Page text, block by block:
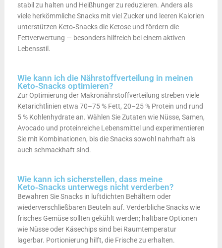
stabil zu halten und Heißhunger zu reduzieren. Anders als
viele herkömmliche Snacks mit viel Zucker und leeren Kalorien
unterstützen Keto‑Snacks die Ketose und fördern die
Fettverwertung — besonders hilfreich bei einem aktiven
Lebensstil.
Wie kann ich die Nährstoffverteilung in meinen
Keto‑Snacks optimieren?
Zur Optimierung der Makronährstoffverteilung streben viele
Ketarichtlinien etwa 70–75 % Fett, 20–25 % Protein und rund
5 % Kohlenhydrate an. Wählen Sie Zutaten wie Nüsse, Samen,
Avocado und proteinreiche Lebensmittel und experimentieren
Sie mit Kombinationen, bis die Snacks sowohl nahrhaft als
auch schmackhaft sind.
Wie kann ich sicherstellen, dass meine
Keto‑Snacks unterwegs nicht verderben?
Bewahren Sie Snacks in luftdichten Behältern oder
wiederverschließbaren Beuteln auf. Verderbliche Snacks wie
frisches Gemüse sollten gekühlt werden; haltbare Optionen
wie Nüsse oder Käsechips sind bei Raumtemperatur
lagerbar. Portionierung hilft, die Frische zu erhalten.